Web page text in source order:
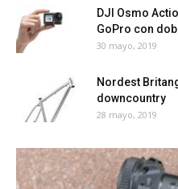
DJI Osmo
GoPro con
30 mayo, 2019
Nordest
downcountry
28 mayo, 2019